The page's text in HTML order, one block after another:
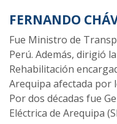
FERNANDO
Fue Ministro de
Perú. Además, dirigió
Rehabilitación
Arequipa afectada por
Por dos décadas fue
Eléctrica de Arequipa